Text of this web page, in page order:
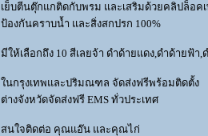
เย็บตีนตุ๊กแกติดกับพรม และเสริมด้วยคลิปล็อ
ป้องกันคราบน้ำ และสิ่งสกปรก 100%
มีให้เลือกถึง 10 สีเลยจ้า ดำด้ายแดง,ดำด้ายฟ้
ในกรุงเทพและปริมณฑล จัดส่งฟรีพร้อมติดตั้ง
ต่างจังหวัดจัดส่งฟรี EMS ทั่วประเทศ
สนใจติดต่อ คุณแอ๊น และคุณไก่